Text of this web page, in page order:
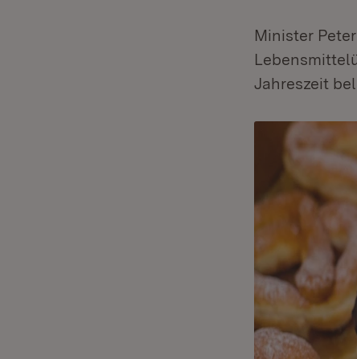
Minister
Jahreszeit